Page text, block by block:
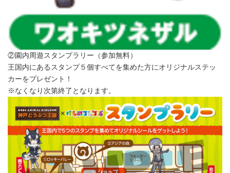
②園内周遊スタンプラリー（参加無料）
王国内にあるスタンプ５個すべてを集めた方にオリジナルステッ
カーをプレゼント！
※なくなり次第終了となります。